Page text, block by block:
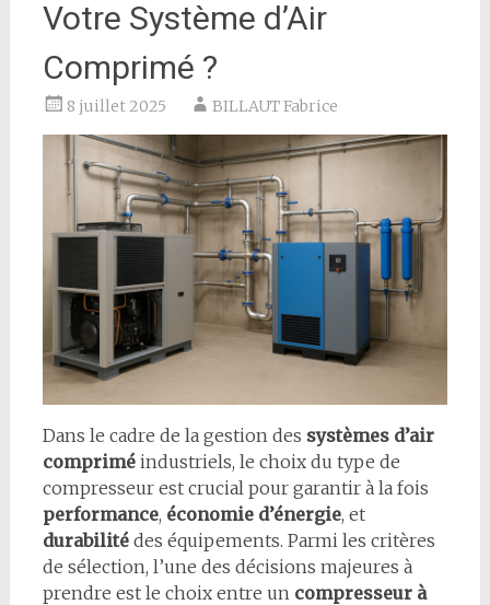
Votre Système d’Air
Comprimé ?
8 juillet 2025 BILLAUT Fabrice
Dans le cadre de la gestion des systèmes d’air
compriméindustriels, le choix du type de
compresseur est crucial pour garantir à la fois
performance, économie d’énergie, et
durabilitédes équipements. Parmi les critères
de sélection, l’une des décisions majeures à
prendre est le choix entre un compresseur à